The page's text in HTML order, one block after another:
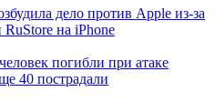
дело против Apple из-за
RuStore на iPhone
погибли при атаке
40 пострадали